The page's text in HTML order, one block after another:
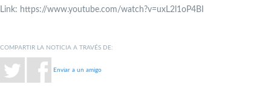
Link: https://www.youtube.com/watch?v=uxL2l1oP4BI
COMPARTIR LA NOTICIA A TRAVÉS DE:
Enviar a un amigo